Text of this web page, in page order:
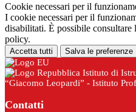
Cookie necessari per il
I cookie necessari per il
disabilitati. È possibile
policy.
Accetta tutti Salva le preferenze
Istituto di
“Giacomo Leopardi” - Istituto
Contatti